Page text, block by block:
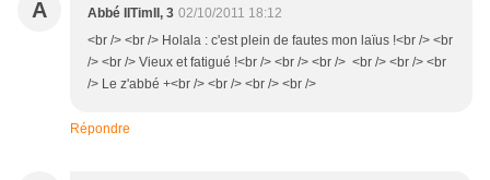
A Abbé IITimII, 3 02/10/2011 18:12
<br /> <br /> Holala : c'est plein de fautes mon laïus !<br /> <br
/> <br /> Vieux et fatigué !<br /> <br /> <br /> <br /> <br /> <br
/> Le z'abbé +<br /> <br /> <br /> <br />
Répondre